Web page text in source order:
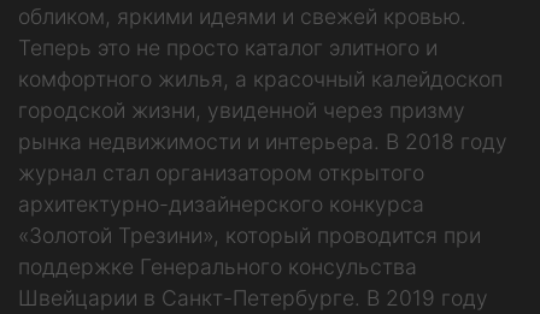
обликом, яркими идеями и свежей кровью.
Теперь это не просто каталог элитного и
комфортного жилья, а красочный калейдоскоп
городской жизни, увиденной через призму
рынка недвижимости и интерьера. В 2018 году
журнал стал организатором открытого
архитектурно-дизайнерского конкурса
«Золотой Трезини», который проводится при
поддержке Генерального консульства
Швейцарии в Санкт-Петербурге. В 2019 году